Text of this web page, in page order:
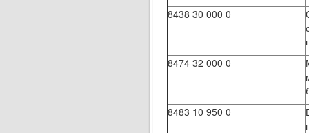
8438 30 000 0
8474 32 000 0
8483 10 950 0